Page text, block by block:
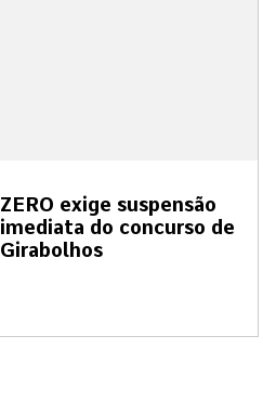
ZERO exige suspensão
imediata do concurso de
Girabolhos